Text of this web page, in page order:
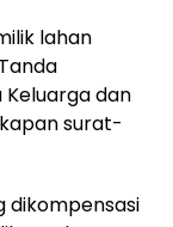
lahan
dan
surat-
dikompensasi